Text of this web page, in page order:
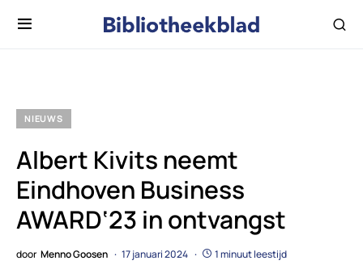
NIEUWS
Albert Kivits neemt
Eindhoven Business
AWARD‘23 in ontvangst
door Menno Goosen 17 januari 2024 1 minuut leestijd